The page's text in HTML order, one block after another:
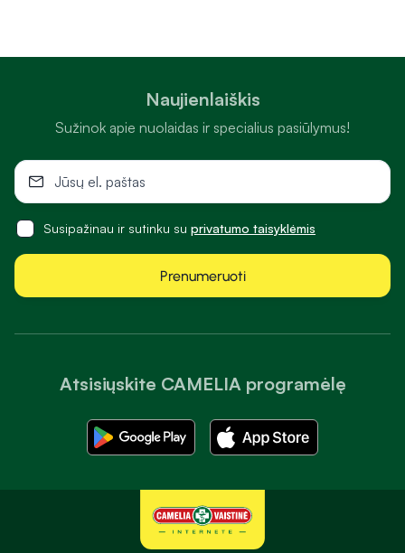
Atsisiųskite CAMELIA programėlę
Naujienlaiškis
Sužinok apie nuolaidas ir specialius pasiūlymus!
Susipažinau ir sutinku su privatumo taisyklėmis
Prenumeruoti